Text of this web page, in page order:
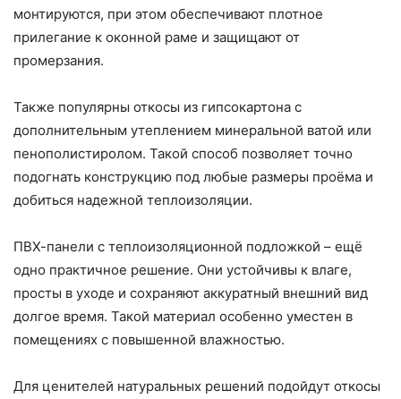
монтируются, при этом обеспечивают плотное
прилегание к оконной раме и защищают от
промерзания.
Также популярны откосы из гипсокартона с
дополнительным утеплением минеральной ватой или
пенополистиролом. Такой способ позволяет точно
подогнать конструкцию под любые размеры проёма и
добиться надежной теплоизоляции.
ПВХ-панели с теплоизоляционной подложкой – ещё
одно практичное решение. Они устойчивы к влаге,
просты в уходе и сохраняют аккуратный внешний вид
долгое время. Такой материал особенно уместен в
помещениях с повышенной влажностью.
Для ценителей натуральных решений подойдут откосы